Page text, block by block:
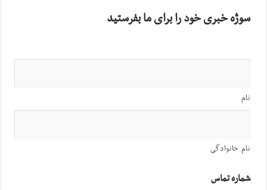
سوژه خبری خود را برای ما بفرستید
نام
نام خانوادگی
شماره تماس